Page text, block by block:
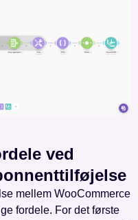
ved
mellem WooCommerce
fordele. For det første